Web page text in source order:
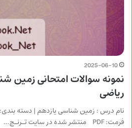
2025-06-10
نمونه سوالات امتحانی زمین
ریاضی
نام درس : زمین شناسی یازدهم | دسته بندی:
فرمت: PDF منتشر شده در سایت تـرنـج…